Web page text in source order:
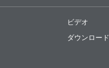
ビデオ
ダウンロード